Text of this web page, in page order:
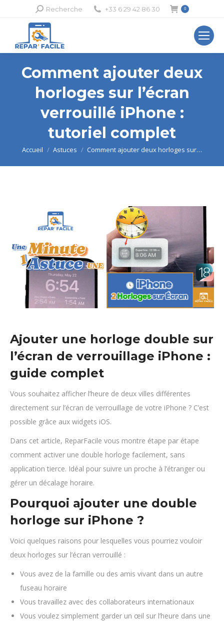
Recherche
Recherche +33 6 29 42 86 30 0
Comment ajouter deux
horloges sur l’écran
verrouillé iPhone :
tutoriel complet
Vous êtes ici :
Accueil Astuces Comment ajouter deux horloges sur…
Ajouter une horloge double sur
l’écran de verrouillage iPhone :
guide complet
Vous souhaitez afficher l’heure de deux villes différentes
directement sur l’écran de verrouillage de votre iPhone ? C’est
possible grâce aux widgets iOS.
Dans cet article, ReparFacile vous montre étape par étape
comment activer une double horloge facilement, sans
application tierce. Idéal pour suivre un proche à l’étranger ou
gérer un décalage horaire.
Pourquoi ajouter une double
horloge sur iPhone ?
Voici quelques raisons pour lesquelles vous pourriez vouloir
deux horloges sur l’écran verrouillé :
Vous avez de la famille ou des amis vivant dans un autre
fuseau horaire
Vous travaillez avec des collaborateurs internationaux
Vous voulez simplement garder un œil sur l’heure dans une